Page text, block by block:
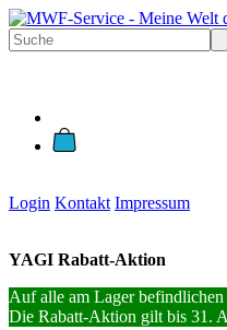
Login Kontakt Impressum
YAGI Rabatt-Aktion
Auf alle am Lager befindlichen
Die Rabatt-Aktion gilt bis 31.